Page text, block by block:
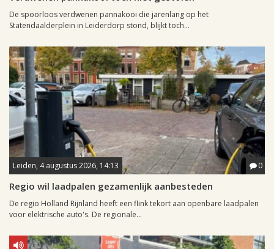
De spoorloos verdwenen pannakooi die jarenlang op het
Statendaalderplein in Leiderdorp stond, blijkt toch...
Leiden, 4 augustus 2026, 14:13 0
Regio wil laadpalen gezamenlijk aanbesteden
De regio Holland Rijnland heeft een flink tekort aan openbare laadpalen
voor elektrische auto's. De regionale...